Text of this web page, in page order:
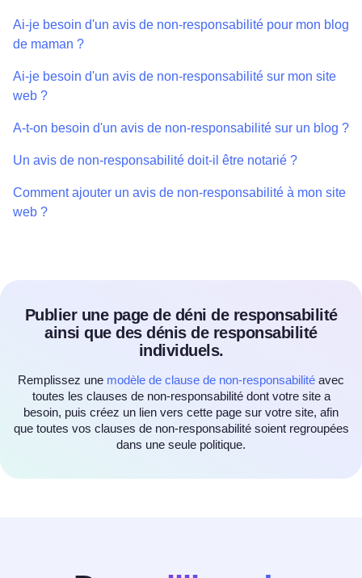
Ai-je besoin d'un avis de non-responsabilité pour mon blog
de maman ?
Ai-je besoin d'un avis de non-responsabilité sur mon site
web ?
A-t-on besoin d'un avis de non-responsabilité sur un blog ?
Un avis de non-responsabilité doit-il être notarié ?
Comment ajouter un avis de non-responsabilité à mon site
web ?
Publier une page de déni de responsabilité
ainsi que des dénis de responsabilité
individuels.
Remplissez une modèle de clause de non-responsabilité avec
toutes les clauses de non-responsabilité dont votre site a
besoin, puis créez un lien vers cette page sur votre site, afin
que toutes vos clauses de non-responsabilité soient regroupées
dans une seule politique.